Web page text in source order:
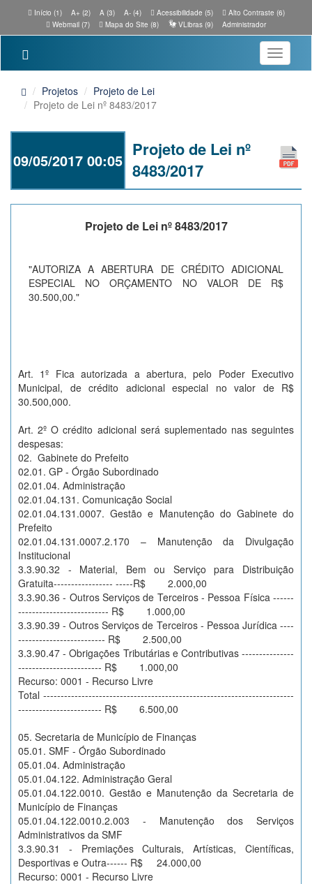
Início (1) A+ (2) A (3) A- (4) Acessibilidade (5)
Alto Contraste (6)
Webmail (7)
Mapa do Site (8) VLibras (9) Administrador
Toggle
Projetos
Projeto de Lei
Projeto de Lei nº 8483/2017
09/05/2017 00:05
Projeto de Lei nº
8483/2017
Projeto de Lei nº 8483/2017
"AUTORIZA A ABERTURA DE CRÉDITO ADICIONAL
ESPECIAL NO ORÇAMENTO NO VALOR DE R$
30.500,00."
Art. 1º Fica autorizada a abertura, pelo Poder Executivo
Municipal, de crédito adicional especial no valor de R$
30.500,000.
Art. 2º O crédito adicional será suplementado nas seguintes
despesas:
02. Gabinete do Prefeito
02.01. GP - Órgão Subordinado
02.01.04. Administração
02.01.04.131. Comunicação Social
02.01.04.131.0007. Gestão e Manutenção do Gabinete do
Prefeito
02.01.04.131.0007.2.170 – Manutenção da Divulgação
Institucional
3.3.90.32 - Material, Bem ou Serviço para Distribuição
Gratuita----------------- -----R$ 2.000,00
3.3.90.36 - Outros Serviços de Terceiros - Pessoa Física ------
-------------------------- R$ 1.000,00
3.3.90.39 - Outros Serviços de Terceiros - Pessoa Jurídica ----
------------------------- R$ 2.500,00
3.3.90.47 - Obrigações Tributárias e Contributivas ---------------
------------------------ R$ 1.000,00
Recurso: 0001 - Recurso Livre
Total ------------------------------------------------------------------------
------------------------ R$ 6.500,00
05. Secretaria de Município de Finanças
05.01. SMF - Órgão Subordinado
05.01.04. Administração
05.01.04.122. Administração Geral
05.01.04.122.0010. Gestão e Manutenção da Secretaria de
Município de Finanças
05.01.04.122.0010.2.003 - Manutenção dos Serviços
Administrativos da SMF
3.3.90.31 - Premiações Culturais, Artísticas, Científicas,
Desportivas e Outra------ R$ 24.000,00
Recurso: 0001 - Recurso Livre